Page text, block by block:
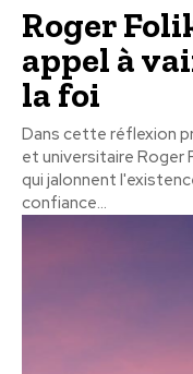
Roger
appel à
la foi
Dans cette réflexion
et universitaire Roger
qui jalonnent
confiance...